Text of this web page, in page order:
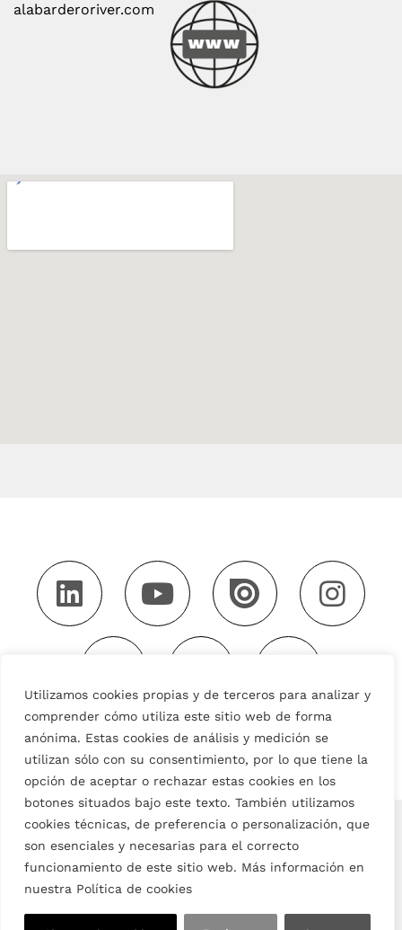
Utilizamos cookies propias y de terceros para analizar y
comprender cómo utiliza este sitio web de forma
anónima. Estas cookies de análisis y medición se
utilizan sólo con su consentimiento, por lo que tiene la
opción de aceptar o rechazar estas cookies en los
botones situados bajo este texto. También utilizamos
cookies técnicas, de preferencia o personalización, que
son esenciales y necesarias para el correcto
funcionamiento de este sitio web. Más información en
nuestra Política de cookies
alabarderoriver.com
English Español(Spanish)